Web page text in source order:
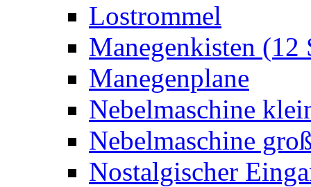
Lostrommel
Manegenkisten (12
Manegenplane
Nebelmaschine
Nebelmaschine
Nostalgischer